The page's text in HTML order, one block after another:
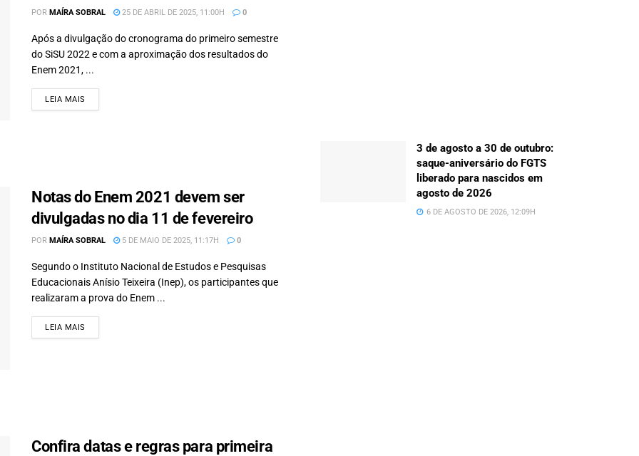
POR MAÍRA SOBRAL 25 DE ABRIL DE 2025, 11:00H 0
Após a divulgação do cronograma do primeiro semestre
do SiSU 2022 e com a aproximação dos resultados do
Enem 2021, ...
LEIA MAIS
Notas do Enem 2021 devem ser
divulgadas no dia 11 de fevereiro
POR MAÍRA SOBRAL 5 DE MAIO DE 2025, 11:17H 0
Segundo o Instituto Nacional de Estudos e Pesquisas
Educacionais Anísio Teixeira (Inep), os participantes que
realizaram a prova do Enem ...
LEIA MAIS
Confira datas e regras para primeira
3 de agosto a 30 de outubro:
saque-aniversário do FGTS
liberado para nascidos em
agosto de 2026
6 DE AGOSTO DE 2026, 12:09H